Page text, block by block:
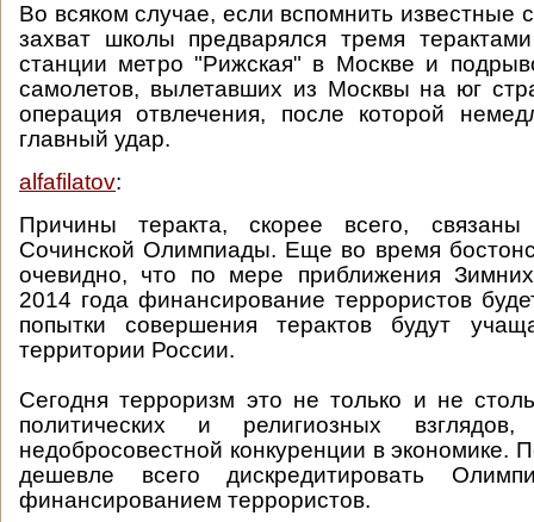
Во всяком случае, если вспомнить известные
захват школы предварялся тремя
станции метро "Рижская" в Москве и
самолетов, вылетавших из Москвы на юг
операция отвлечения, после которой
главный удар.
alfafilatov:
Причины теракта, скорее всего,
Сочинской Олимпиады. Еще во время
очевидно, что по мере приближения
2014 года финансирование террористов
попытки совершения терактов будут
территории России.
Сегодня терроризм это не только и не
политических и религиозных
недобросовестной конкуренции в экономике.
дешевле всего дискредитировать
финансированием террористов.